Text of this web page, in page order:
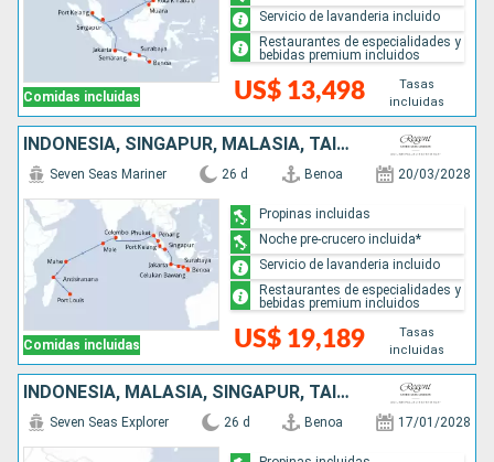
Comidas incluidas US$ 13,498
Tasas
incluidas
Servicio de lavanderia incluido
Restaurantes de especialidades y
bebidas premium incluidos
INDONESIA, SINGAPUR, MALASIA, TAILANDIA, SRI LANKA, MALDIVAS, SEYCHELLES, MADAGASCAR, MAURICE
Comidas incluidas
Seven Seas Mariner 26 d Benoa 20/03/2028
US$ 19,189
Tasas
incluidas
Propinas incluidas
Noche pre-crucero incluida*
Servicio de lavanderia incluido
Restaurantes de especialidades y
bebidas premium incluidos
INDONESIA, MALASIA, SINGAPUR, TAILANDIA, VIETNAM, CHINA, TAIWÁN
Seven Seas Explorer 26 d Benoa 17/01/2028